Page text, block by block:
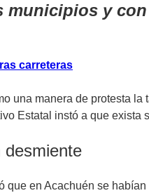
y
carreteras
una manera de protesta la
Estatal instó a que exista
desmiente
que en Acachuén se